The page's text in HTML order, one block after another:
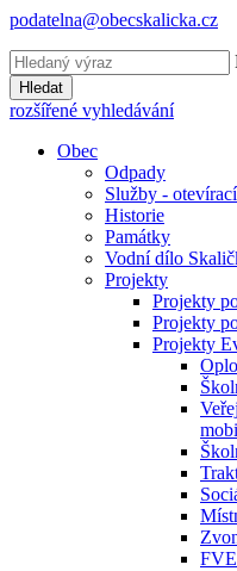
podatelna@obecskalicka.cz
Hledat
rozšířené vyhledávání
Obec
Odpady
Služby -
Historie
Památky
Vodní dílo
Projekty
Projekty
Projekty
Projekty